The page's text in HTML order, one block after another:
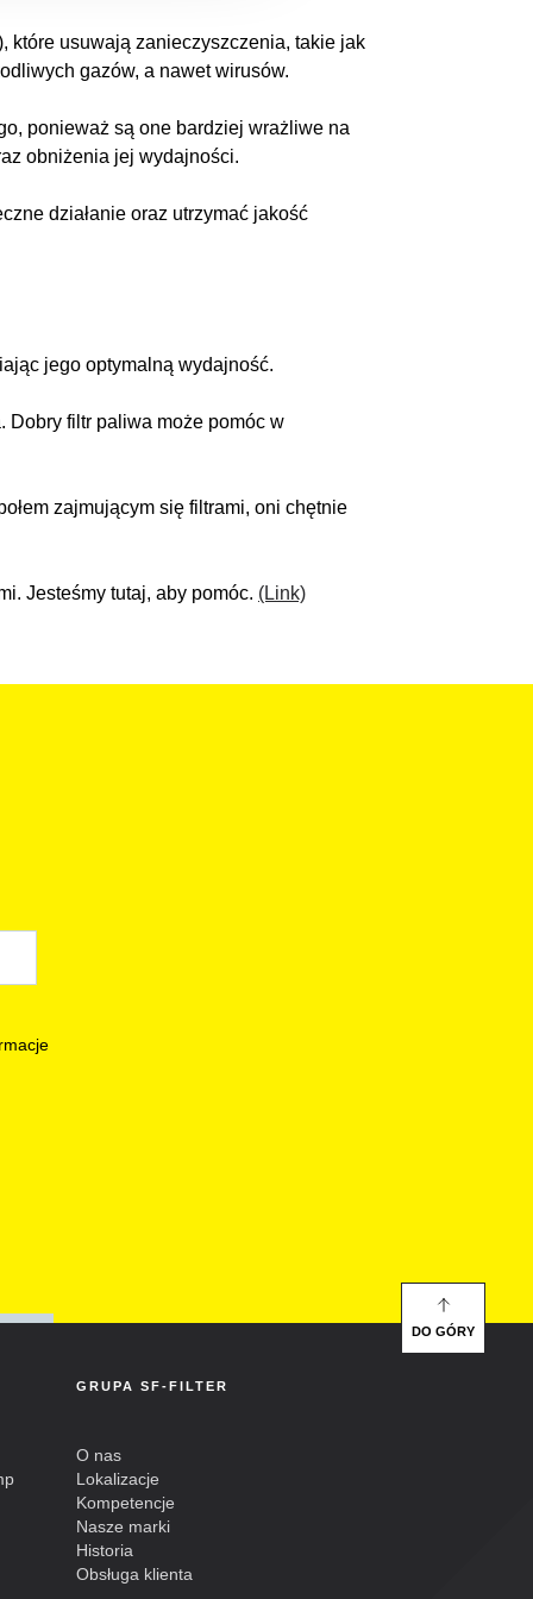
które usuwają zanieczyszczenia, takie jak
gazów, a nawet wirusów.
ponieważ są one bardziej wrażliwe na
obniżenia jej wydajności.
działanie oraz utrzymać jakość
jego optymalną wydajność.
Dobry filtr paliwa może pomóc w
zajmującym się filtrami, oni chętnie
Jesteśmy tutaj, aby pomóc. (Link)
GRUPA SF-FILTER
O nas
Lokalizacje
Kompetencje
Nasze marki
Historia
Obsługa klienta
DO GÓRY